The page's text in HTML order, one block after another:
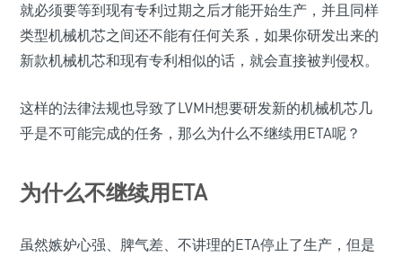
就必须要等到现有专利过期之后才能开始生产，并且同样
类型机械机芯之间还不能有任何关系，如果你研发出来的
新款机械机芯和现有专利相似的话，就会直接被判侵权。
这样的法律法规也导致了LVMH想要研发新的机械机芯几
乎是不可能完成的任务，那么为什么不继续用ETA呢？
为什么不继续用ETA
虽然嫉妒心强、脾气差、不讲理的ETA停止了生产，但是